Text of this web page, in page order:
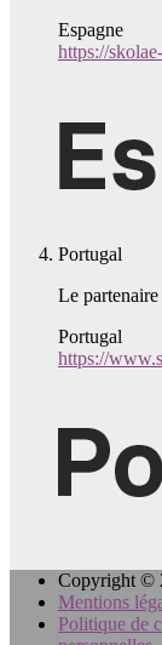
Espagne
https://
Portugal
Le
Portugal
https://
Copyright ©
Mentions
Politique de